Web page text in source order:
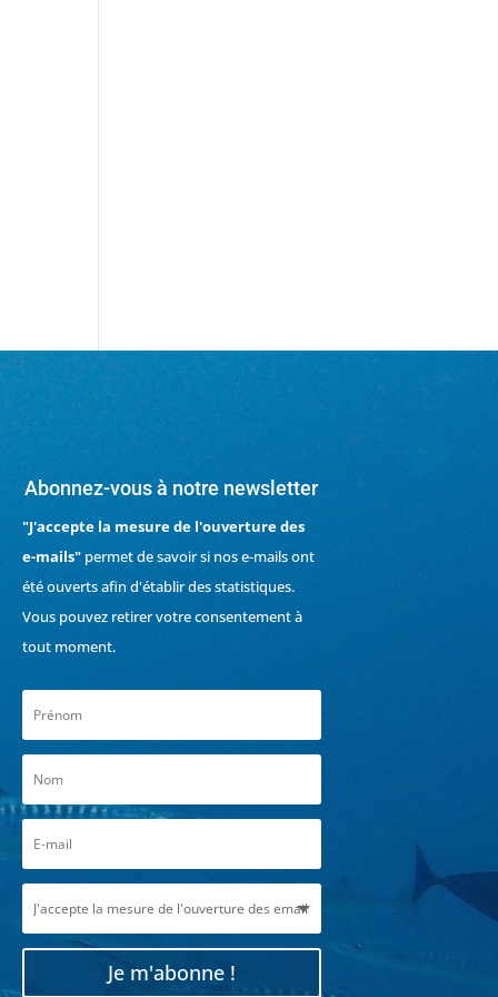
Abonnez-vous à notre newsletter
"J'accepte la mesure de l'ouverture des
e-mails"permet de savoir si nos e-mails ont
été ouverts afin d'établir des statistiques.
Vous pouvez retirer votre consentement à
tout moment.
Je m'abonne !